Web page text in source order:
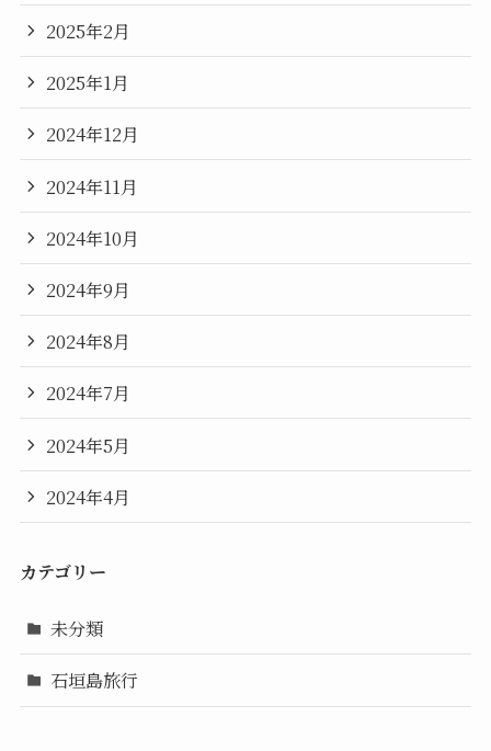
2025年2月
2025年1月
2024年12月
2024年11月
2024年10月
2024年9月
2024年8月
2024年7月
2024年5月
2024年4月
カテゴリー
未分類
石垣島旅行